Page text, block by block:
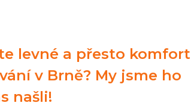
levné a přesto
v Brně? My jsme ho
našli!